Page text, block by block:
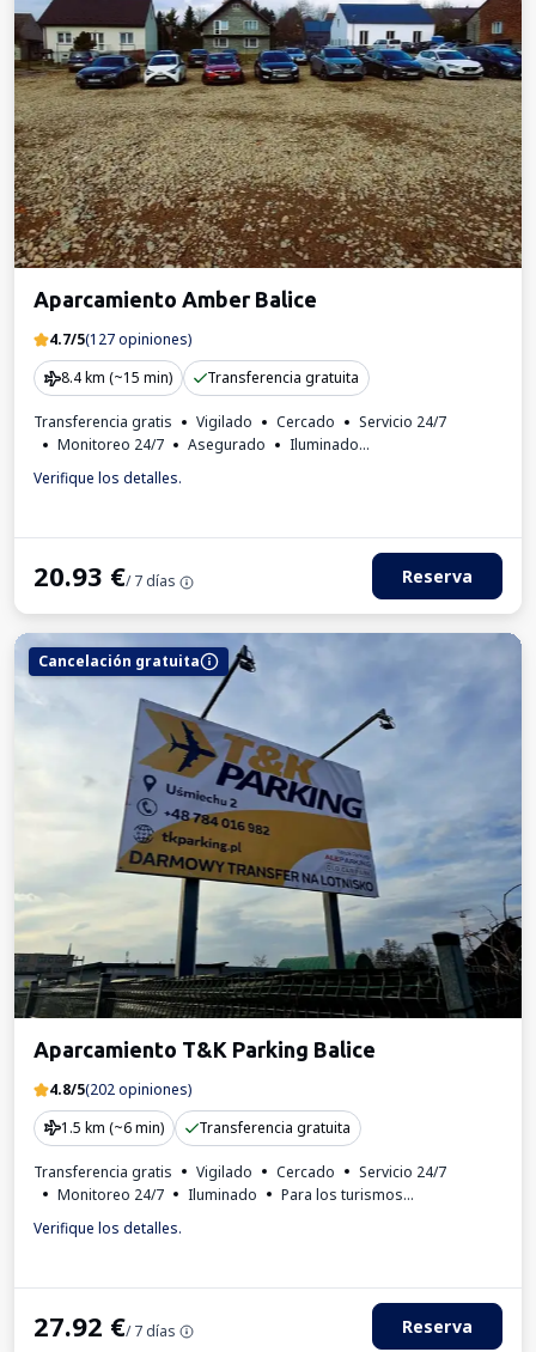
Aparcamiento Amber Balice
4.7/5(127 opiniones)
8.4 km (~15 min)
Transferencia gratuita
Transferencia gratis Vigilado Cercado
Servicio 24/7
Monitoreo 24/7
Asegurado
Iluminado
Estación de carga para coches eléctricos
Factura IVA
Verifique los detalles.
20.93 €/ 7 días Reserva
Cancelación gratuita
Aparcamiento T&K Parking Balice
4.8/5(202 opiniones)
1.5 km (~6 min)
Transferencia gratuita
Transferencia gratis Vigilado Cercado
Servicio 24/7
Monitoreo 24/7
Iluminado
Para los turismos
Factura IVA
Verifique los detalles.
27.92 €/ 7 días Reserva